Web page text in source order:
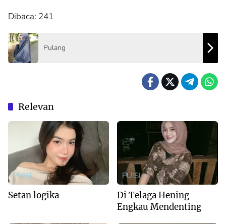
Dibaca: 241
Pulang
Relevan
PUISI
Setan logika
PUISI
Di Telaga Hening
Engkau Mendenting